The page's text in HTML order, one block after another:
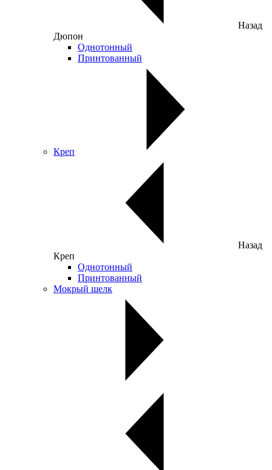
Назад
Дюпон
Однотонный
Принтованный
Креп
Назад
Креп
Однотонный
Принтованный
Мокрый шелк